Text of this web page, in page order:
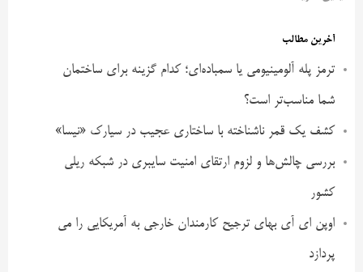
آخرین مطالب
ترمز پله آلومینیومی یا سمباده‌ای؛ کدام گزینه برای ساختمان
شما مناسب‌تر است؟
کشف یک قمر ناشناخته با ساختاری عجیب در سیارک «نیسا»
بررسی چالش‌ها و لزوم ارتقای امنیت سایبری در شبکه ریلی
کشور
اوپن ای آی بهای ترجیح کارمندان خارجی به آمریکایی را می
پردازد